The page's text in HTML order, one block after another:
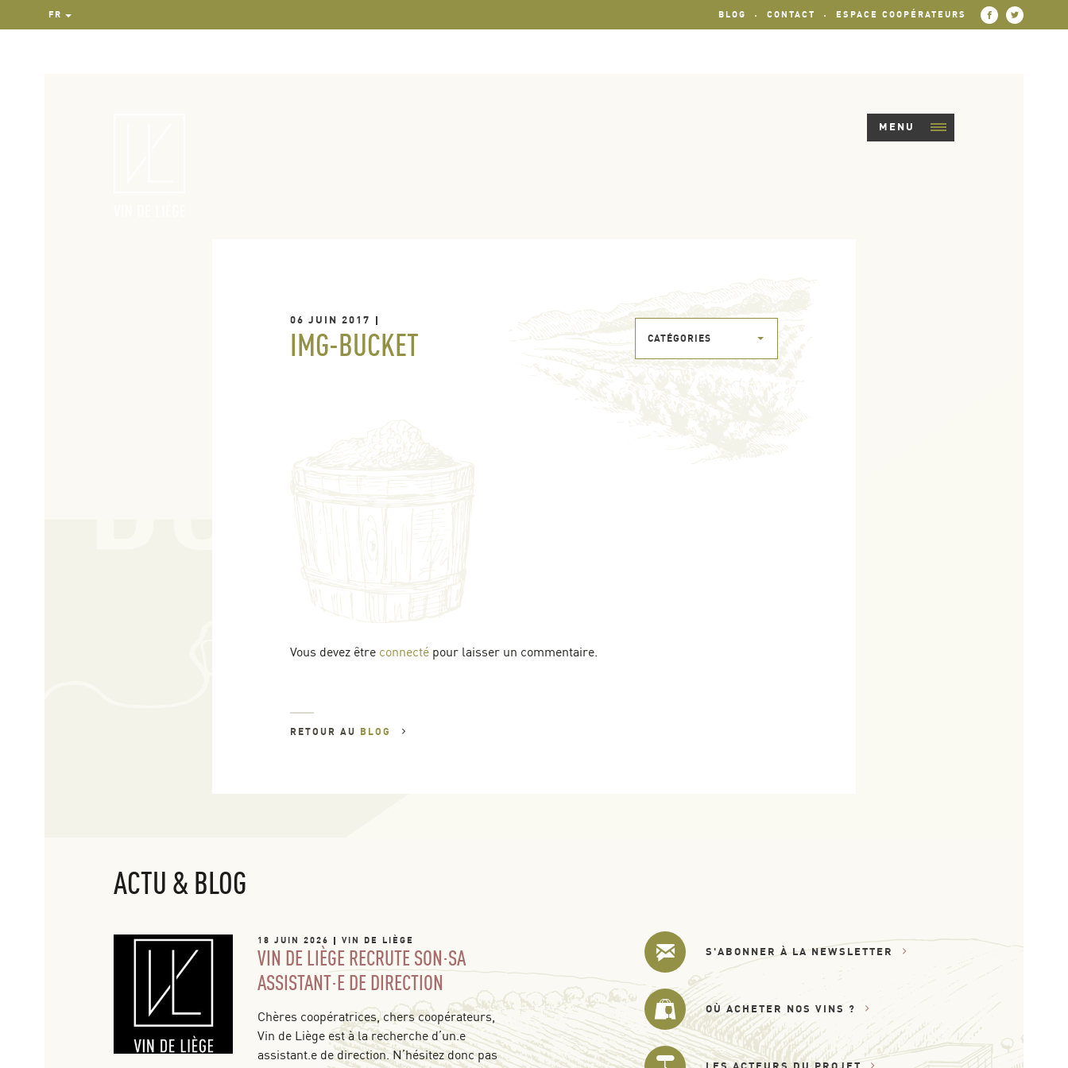
FR BLOG CONTACT ESPACE COOPÉRATEURS
MENU
06 JUIN 2017
IMG-BUCKET CATÉGORIES
Vous devez être connecté pour laisser un commentaire.
RETOUR AU BLOG
ACTU & BLOG
18 JUIN 2026 VIN DE LIÈGE
VIN DE LIÈGE RECRUTE SON·SA
ASSISTANT·E DE DIRECTION
Chères coopératrices, chers coopérateurs,
Vin de Liège est à la recherche d’un.e
assistant.e de direction. N’hésitez donc pas
S'ABONNER À LA NEWSLETTER
OÙ ACHETER NOS VINS ?